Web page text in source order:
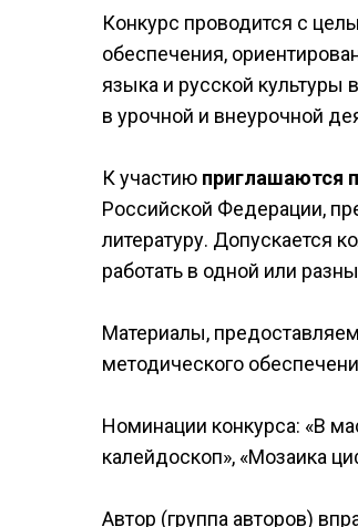
Конкурс проводится с
обеспечения,
языка и русской культуры
в урочной и внеурочной
К участию приглашаются
Российской Федерации,
литературу. Допускается
работать в одной или
Материалы,
методического
Номинации конкурса: «В
калейдоскоп», «Мозаика
Автор (группа авторов)